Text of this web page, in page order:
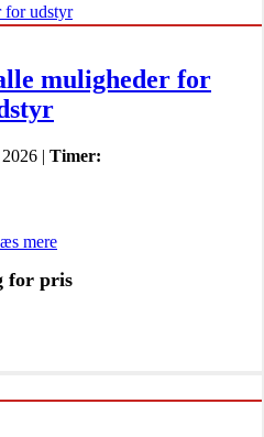
muligheder for
2026 | Timer:
mere
for pris